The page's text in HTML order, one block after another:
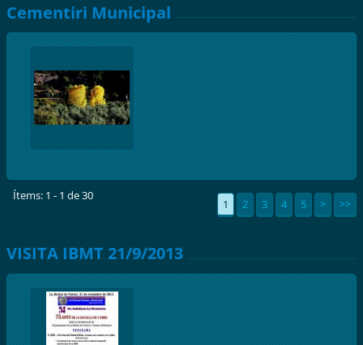
Cementiri Municipal
Ítems: 1 - 1 de 30
1 2 3 4 5 > >>
VISITA IBMT 21/9/2013